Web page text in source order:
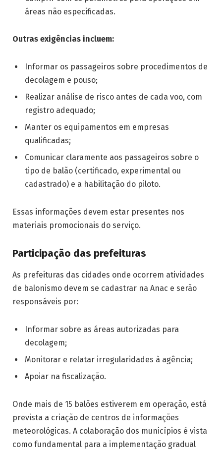
áreas não especificadas.
Outras exigências incluem:
Informar os passageiros sobre procedimentos de
decolagem e pouso;
Realizar análise de risco antes de cada voo, com
registro adequado;
Manter os equipamentos em empresas
qualificadas;
Comunicar claramente aos passageiros sobre o
tipo de balão (certificado, experimental ou
cadastrado) e a habilitação do piloto.
Essas informações devem estar presentes nos
materiais promocionais do serviço.
Participação das prefeituras
As prefeituras das cidades onde ocorrem atividades
de balonismo devem se cadastrar na Anac e serão
responsáveis por:
Informar sobre as áreas autorizadas para
decolagem;
Monitorar e relatar irregularidades à agência;
Apoiar na fiscalização.
Onde mais de 15 balões estiverem em operação, está
prevista a criação de centros de informações
meteorológicas. A colaboração dos municípios é vista
como fundamental para a implementação gradual